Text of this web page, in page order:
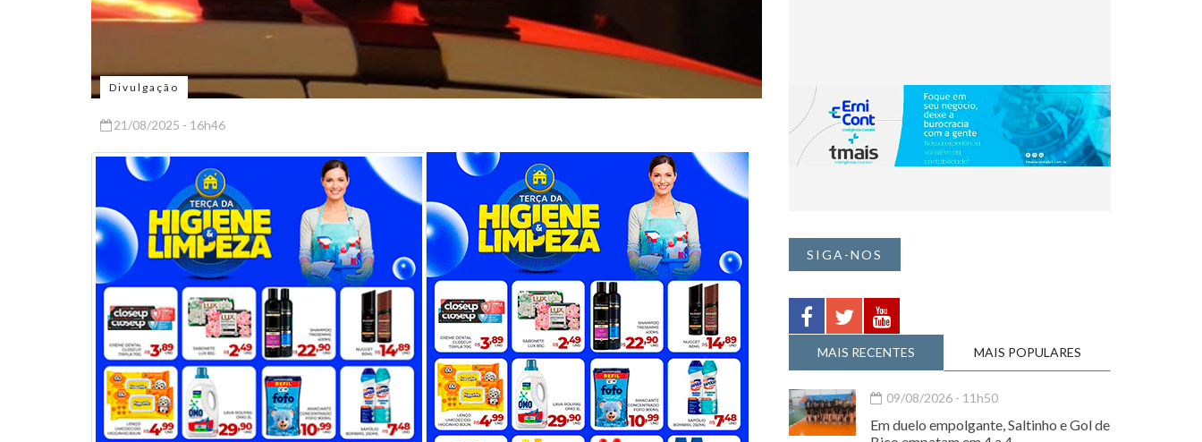
Divulgação
21/08/2025 - 16h46
SIGA-NOS
MAIS RECENTES MAIS POPULARES
09/08/2026 - 11h50
Em duelo empolgante, Saltinho e Gol de